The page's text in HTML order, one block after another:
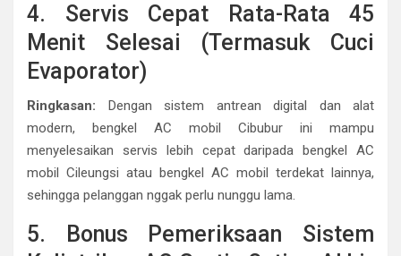
4. Servis Cepat Rata-Rata 45
Menit Selesai (Termasuk Cuci
Evaporator)
Ringkasan: Dengan sistem antrean digital dan alat
modern, bengkel AC mobil Cibubur ini mampu
menyelesaikan servis lebih cepat daripada bengkel AC
mobil Cileungsi atau bengkel AC mobil terdekat lainnya,
sehingga pelanggan nggak perlu nunggu lama.
5. Bonus Pemeriksaan Sistem